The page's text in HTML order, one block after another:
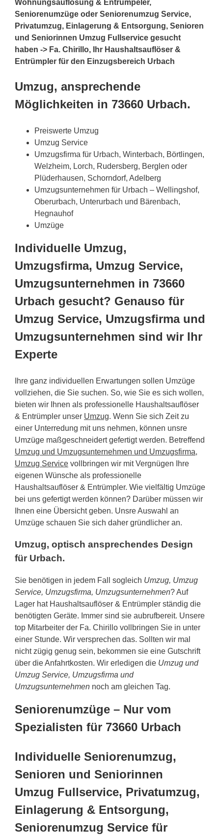
Wohnungsauflösung & Entrümpeler,
Seniorenumzüge oder Seniorenumzug Service,
Privatumzug, Einlagerung & Entsorgung, Senioren
und Seniorinnen Umzug Fullservice gesucht
haben -> Fa. Chirillo, Ihr Haushaltsauflöser &
Entrümpler für den Einzugsbereich Urbach
Umzug, ansprechende
Möglichkeiten in 73660 Urbach.
Preiswerte Umzug
Umzug Service
Umzugsfirma für Urbach, Winterbach, Börtlingen,
Welzheim, Lorch, Rudersberg, Berglen oder
Plüderhausen, Schorndorf, Adelberg
Umzugsunternehmen für Urbach – Wellingshof,
Oberurbach, Unterurbach und Bärenbach,
Hegnauhof
Umzüge
Individuelle Umzug,
Umzugsfirma, Umzug Service,
Umzugsunternehmen in 73660
Urbach gesucht? Genauso für
Umzug Service, Umzugsfirma und
Umzugsunternehmen sind wir Ihr
Experte
Ihre ganz individuellen Erwartungen sollen Umzüge
vollziehen, die Sie suchen. So, wie Sie es sich wollen,
bieten wir Ihnen als professionelle Haushaltsauflöser
& Entrümpler unser Umzug. Wenn Sie sich Zeit zu
einer Unterredung mit uns nehmen, können unsre
Umzüge maßgeschneidert gefertigt werden. Betreffend
Umzug und Umzugsunternehmen und Umzugsfirma,
Umzug Service vollbringen wir mit Vergnügen Ihre
eigenen Wünsche als professionelle
Haushaltsauflöser & Entrümpler. Wie vielfältig Umzüge
bei uns gefertigt werden können? Darüber müssen wir
Ihnen eine Übersicht geben. Unsre Auswahl an
Umzüge schauen Sie sich daher gründlicher an.
Umzug, optisch ansprechendes Design
für Urbach.
Sie benötigen in jedem Fall sogleich Umzug, Umzug
Service, Umzugsfirma, Umzugsunternehmen? Auf
Lager hat Haushaltsauflöser & Entrümpler ständig die
benötigten Geräte. Immer sind sie aubrufbereit. Unsere
top Mitarbeiter der Fa. Chirillo vollbringen Sie in unter
einer Stunde. Wir versprechen das. Sollten wir mal
nicht zügig genug sein, bekommen sie eine Gutschrift
über die Anfahrtkosten. Wir erledigen die Umzug und
Umzug Service, Umzugsfirma und
Umzugsunternehmen noch am gleichen Tag.
Seniorenumzüge – Nur vom
Spezialisten für 73660 Urbach
Individuelle Seniorenumzug,
Senioren und Seniorinnen
Umzug Fullservice, Privatumzug,
Einlagerung & Entsorgung,
Seniorenumzug Service für